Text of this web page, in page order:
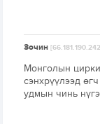
Зочин
Монголын
сэнхрүүлээд
удмын чинь